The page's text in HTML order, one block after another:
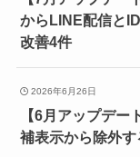
からLINE配信と
改善4件
2026年6月26日
【6月アップデ
補表示から除外